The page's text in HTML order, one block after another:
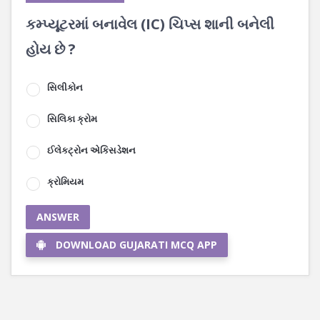
કમ્પ્યૂટરમાં બનાવેલ (IC) ચિપ્સ શાની બનેલી
હોય છે ?
સિલીકોન
સિલિકા ક્રોમ
ઈલેકટ્રોન એકિસડેશન
ક્રોમિયમ
ANSWER
DOWNLOAD GUJARATI MCQ APP